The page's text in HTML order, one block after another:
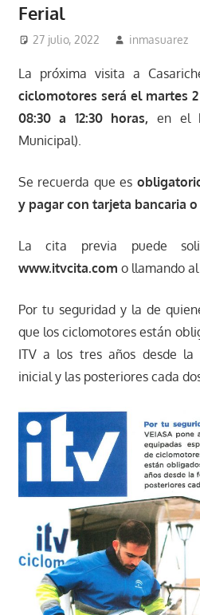
Ferial
27 julio, 2022 inmasuarez
La próxima visita a
ciclomotores será el martes
08:30 a 12:30 horas, en el
Municipal).
Se recuerda que es
y pagar con tarjeta bancaria
La cita previa puede
www.itvcita.com o llamando
Por tu seguridad y la de
que los ciclomotores están
ITV a los tres años desde
inicial y las posteriores cada